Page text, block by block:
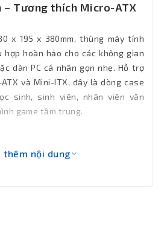
– Tương thích Micro-ATX
x 195 x 380mm, thùng máy tính
hợp hoàn hảo cho các không gian
dàn PC cá nhân gọn nhẹ. Hỗ trợ
và Mini-ITX, đây là dòng case
sinh, sinh viên, nhân viên văn
game tầm trung.
thêm nội dung